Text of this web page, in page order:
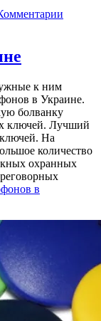
к ним
в Украине.
болванку
ключей. Лучший
На
количество
охранных
в